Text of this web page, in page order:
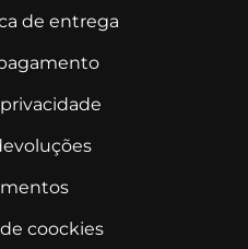
de entrega
coockies